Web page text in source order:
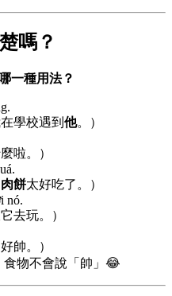
嗎？
一種用法？
在學校遇到 他。）
啦。）
肉餅太好吃了。）
nó.
去玩。）
帥。）
食物不會說「帥」😂